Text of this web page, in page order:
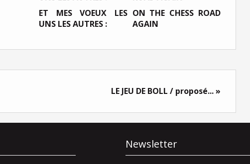
ET MES VOEUX LES
UNS LES AUTRES :
ON THE CHESS ROAD
AGAIN
LE JEU DE BOLL / proposé... »
Newsletter